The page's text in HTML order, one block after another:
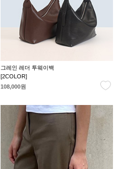
그레인 레더 투웨이백
[2COLOR]
108,000원